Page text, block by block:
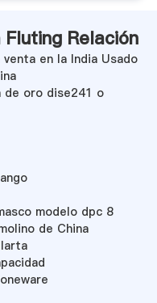
Relación
en la India Usado
de oro dise241 o
modelo dpc 8
de China